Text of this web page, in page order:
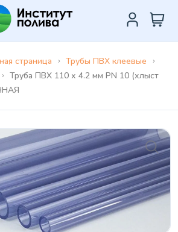
страница
Трубы ПВХ клеевые
Труба ПВХ 110 х 4.2 мм PN 10 (хлыст